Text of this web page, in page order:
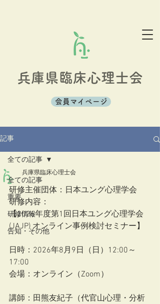
兵庫県臨床心理士会
会員マイページ
記事
全ての記事
重要
研修情報
告知・その他
全ての記事
兵庫県臨床心理士会
研修主催団体：日本ユング心理学会
研修内容：
【2026年度第1回日本ユング心理学会
(JAJP) オンライン事例検討セミナー】
日時：2026年8月9日（日）12:00～
17:00
会場：オンライン（Zoom）
講師：田熊友紀子（代官山心理・分析